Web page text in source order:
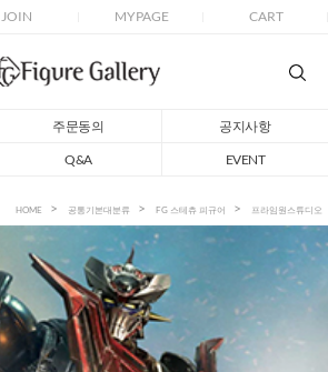
JOIN MYPAGE CART
주문동의
공지사항
Q&A EVENT
HOME 공통기본대분류 FG 스테츄 피규어 프라임원스튜디오